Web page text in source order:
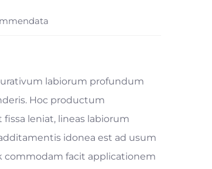
labiorum profundum
Hoc productum
leniat, lineas labiorum
idonea est ad usum
commodam facit applicationem